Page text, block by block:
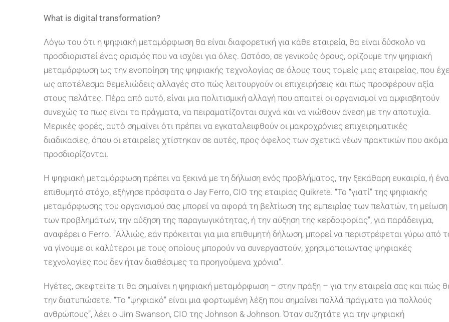
What is digital transformation?
Λόγω του ότι η ψηφιακή μεταμόρφωση θα είναι διαφορετική για κάθε εταιρεία, θα είναι δύσκολο να
προσδιοριστεί ένας ορισμός που να ισχύει για όλες. Ωστόσο, σε γενικούς όρους, ορίζουμε την ψηφιακή
μεταμόρφωση ως την ενοποίηση της ψηφιακής τεχνολογίας σε όλους τους τομείς μιας εταιρείας, που
ως αποτέλεσμα θεμελιώδεις αλλαγές στο πώς λειτουργούν οι επιχειρήσεις και πώς προσφέρουν αξία
στους πελάτες. Πέρα από αυτό, είναι μια πολιτισμική αλλαγή που απαιτεί οι οργανισμοί να αμφισβητούν
συνεχώς το πως είναι τα πράγματα, να πειραματίζονται συχνά και να νιώθουν άνεση με την αποτυχία.
Μερικές φορές, αυτό σημαίνει ότι πρέπει να εγκαταλειφθούν οι μακροχρόνιες επιχειρηματικές
διαδικασίες, όπου οι εταιρείες χτίστηκαν σε αυτές, προς όφελος των σχετικά νέων πρακτικών που ακόμα
προσδιορίζονται.
Η ψηφιακή μεταμόρφωση πρέπει να ξεκινά με τη δήλωση ενός προβλήματος, την ξεκάθαρη ευκαιρία, ή
επιθυμητό στόχο, εξήγησε πρόσφατα ο Jay Ferro, CIO της εταιρίας Quikrete. “Το “γιατί” της ψηφιακής
μεταμόρφωσης του οργανισμού σας μπορεί να αφορά τη βελτίωση της εμπειρίας των πελατών, τη μείωση
των προβλημάτων, την αύξηση της παραγωγικότητας, ή την αύξηση της κερδοφορίας”, για παράδειγμα,
αναφέρει ο Ferro. “Αλλιώς, εάν πρόκειται για μια επιθυμητή δήλωση, μπορεί να περιστρέφεται γύρω από
να γίνουμε οι καλύτεροι με τους οποίους μπορούν να συνεργαστούν, χρησιμοποιώντας ψηφιακές
τεχνολογίες που δεν ήταν διαθέσιμες τα προηγούμενα χρόνια”.
Ηγέτες, σκεφτείτε τι θα σημαίνει η ψηφιακή μεταμόρφωση – στην πράξη – για την εταιρεία σας και πώς
την διατυπώσετε. “Το “ψηφιακό” είναι μια φορτωμένη λέξη που σημαίνει πολλά πράγματα για πολλούς
ανθρώπους”, λέει ο Jim Swanson, CIO της Johnson & Johnson. Όταν συζητάτε για την ψηφιακή